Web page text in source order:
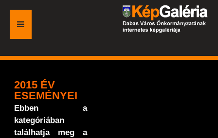
FŐOLDAL
GALÉRIA
ESEMÉNYEK
VÁROSI HONLAP
2015 ÉV
ESEMÉNYEI
Ebben a
kategóriában
találhatja meg a